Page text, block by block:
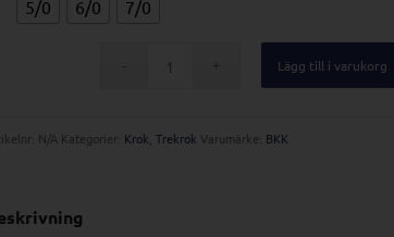
5/0 6/0 7/0
Lägg till i varukorg
N/A Kategorier: Krok Trekrok Varumärke: BKK